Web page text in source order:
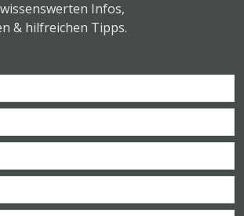
Infos,
& hilfreichen Tipps.